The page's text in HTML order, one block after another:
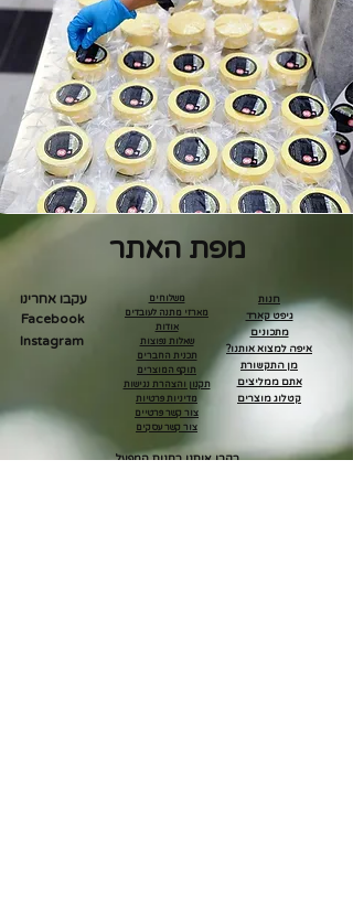
מפת האתר
משלוחים
מארזי מתנה לעובדים
אודות
שאלות נפוצות
תכנית החברים
תוקף המוצרים
תקנון והצהרת נגישות
מדיניות פרטיות
צור קשר פרטיים
צור קשר עסקים
חנות
גיפט קארד
מתכונים
איפה למצוא אותנו?
מן התקשורת
אתם ממליצים
קטלוג מוצרים
עקבו אחרינו
Facebook
Instagram
בקרו אותנו בחנות המפעל